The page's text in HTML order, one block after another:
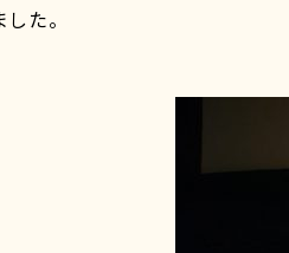
た。